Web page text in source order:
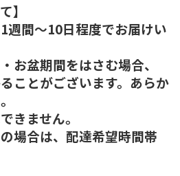
】
間～10日程度でお届けい
お盆期間をはさむ場合、
ことがございます。あらか
きません。
場合は、配達希望時間帯